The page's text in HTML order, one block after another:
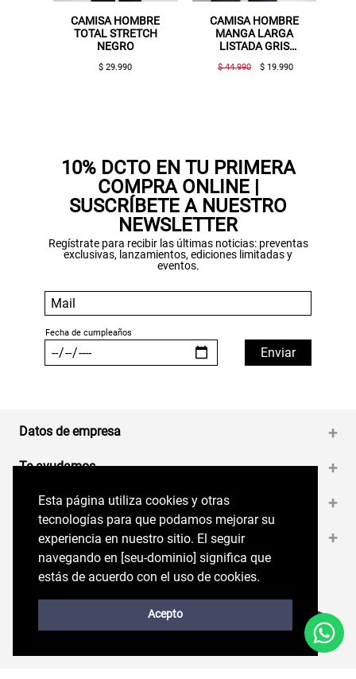
Esta página utiliza cookies y otras
tecnologías para que podamos mejorar su
experiencia en nuestro sitio. El seguir
navegando en perryellis.cl significa que estás
de acuerdo con el uso de cookies.
Acepto
Esta página utiliza cookies y otras
tecnologías para que podamos mejorar su
experiencia en nuestro sitio. El seguir
navegando en [seu-dominio] significa que
estás de acuerdo con el uso de cookies.
Acepto
CAMISA HOMBRE
TOTAL STRETCH
NEGRO
$ 29.990
CAMISA HOMBRE
MANGA LARGA
LISTADA GRIS
$ 44.990 $ 19.990
10% DCTO EN TU PRIMERA
COMPRA ONLINE |
SUSCRÍBETE A NUESTRO
NEWSLETTER
Regístrate para recibir las últimas noticias: preventas
exclusivas, lanzamientos, ediciones limitadas y
eventos.
Datos de empresa +
Te ayudamos +
Medios de pago +
Contáctanos +
Síguenos en nuestras RRSS
Trabaja con Nosotros